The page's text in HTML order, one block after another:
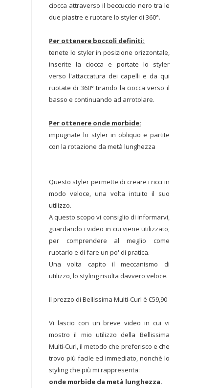
ciocca attraverso il beccuccio nero tra le
due piastre e ruotare lo styler di 360°.
Per ottenere boccoli definiti:
tenete lo styler in posizione orizzontale,
inserite la ciocca e portate lo styler
verso l'attaccatura dei capelli e da qui
ruotate di 360° tirando la ciocca verso il
basso e continuando ad arrotolare.
Per ottenere onde morbide:
impugnate lo styler in obliquo e partite
con la rotazione da metà lunghezza
Questo styler permette di creare i ricci in
modo veloce, una volta intuito il suo
utilizzo.
A questo scopo vi consiglio di informarvi,
guardando i video in cui viene utilizzato,
per comprendere al meglio come
ruotarlo e di fare un po' di pratica.
Una volta capito il meccanismo di
utilizzo, lo styling risulta davvero veloce.
Il prezzo di Bellissima Multi-Curl è €59,90
Vi lascio con un breve video in cui vi
mostro il mio utilizzo della Bellissima
Multi-Curl, il metodo che preferisco e che
trovo più facile ed immediato, nonchè lo
styling che più mi rappresenta:
onde morbide da metà lunghezza.